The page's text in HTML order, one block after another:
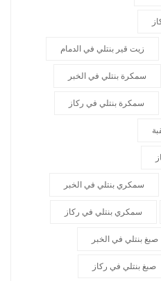
زيت قير بنتلي في الدمام
سمكرة بنتلي في الخبر
سمكرة بنتلي في ركاز
سمكري بنتلي في الخبر
سمكري بنتلي في ركاز
صبغ بنتلي في الخبر
صبغ بنتلي في ركاز